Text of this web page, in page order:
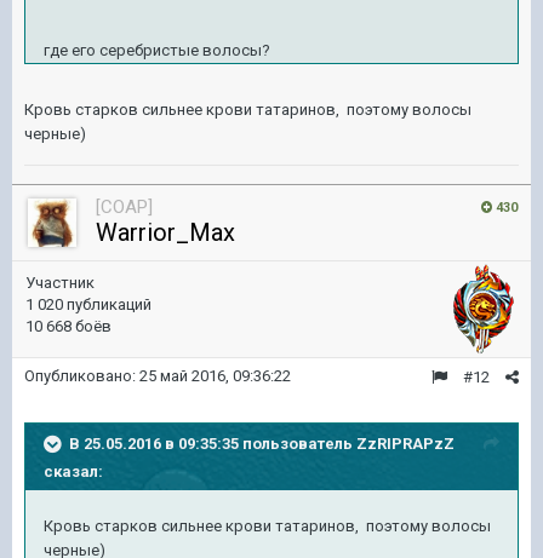
где его серебристые волосы?
Кровь старков сильнее крови татаринов, поэтому волосы
черные)
430
[COAP]
Warrior_Max
Участник
1 020 публикаций
10 668 боёв
#12
Опубликовано: 25 май 2016, 09:36:22
В 25.05.2016 в 09:35:35 пользователь ZzRIPRAPzZ
сказал:
Кровь старков сильнее крови татаринов, поэтому волосы
черные)